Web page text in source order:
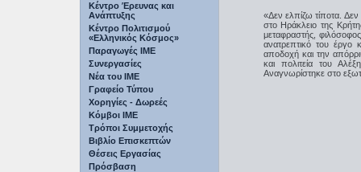
Κέντρο Έρευνας και
Ανάπτυξης
Κέντρο Πολιτισμού
«Ελληνικός Κόσμος»
Παραγωγές IME
Συνεργασίες
Νέα του ΙΜΕ
Γραφείο Τύπου
Χορηγίες - Δωρεές
Κόμβοι ΙΜΕ
Τρόποι Συμμετοχής
Βιβλίο Επισκεπτών
Θέσεις Εργασίας
Πρόσβαση
«Δεν ελπίζω τίποτα.
στο Ηράκλειο της
μεταφραστής,
ανατρεπτικό του
αποδοχή και την
και πολιτεία του
Αναγνωρίστηκε στο